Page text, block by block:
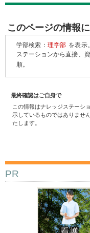
このページの情報
学部検索： 理学部 を表示。
ステーションから直接、
順。
最終確認はご自身で
この情報はナレッジステーシ
示しているものではありませ
たします。
PR